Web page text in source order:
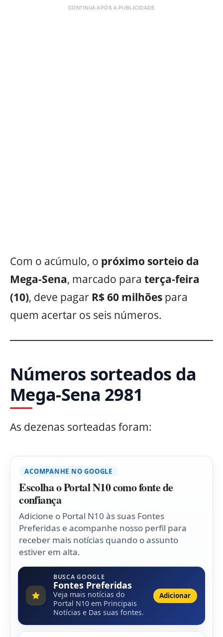
CONTINUA APÓS A PUBLICIDADE
Com o acúmulo, o próximo sorteio da
Mega-Sena, marcado para terça-feira
(10), deve pagar R$ 60 milhões para
quem acertar os seis números.
Números sorteados da
Mega-Sena 2981
As dezenas sorteadas foram:
ACOMPANHE NO GOOGLE
Escolha o Portal N10 como fonte de
confiança
Adicione o Portal N10 às suas Fontes
Preferidas e acompanhe nosso perfil para
receber mais notícias quando o assunto
estiver em alta.
BUSCA GOOGLE
Fontes Preferidas
Veja mais notícias do
Portal N10 em Principais
Notícias e Das suas fontes.
Adicionar